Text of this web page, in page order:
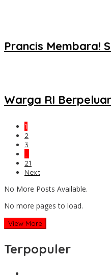
Prancis Membara!
Warga RI
1
2
3
…
21
Next
No More Posts Available.
No more pages to load.
View More
Terpopuler